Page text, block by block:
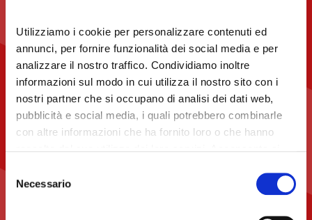
Utilizziamo i cookie per personalizzare contenuti ed
annunci, per fornire funzionalità dei social media e per
analizzare il nostro traffico. Condividiamo inoltre
informazioni sul modo in cui utilizza il nostro sito con i
nostri partner che si occupano di analisi dei dati web,
pubblicità e social media, i quali potrebbero combinarle
con altre informazioni che ha fornito loro o che hanno
Selezione
delNecessario
WE THINK
RESEARCH
WE PRINT FUTURE